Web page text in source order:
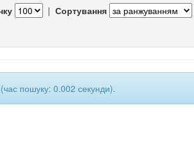
| Сортування
(час пошуку: 0.002 секунди).